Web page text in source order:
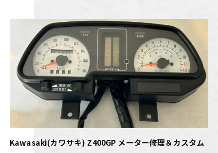
Kawasaki(カワサキ) Z400GP メーター修理＆カスタム